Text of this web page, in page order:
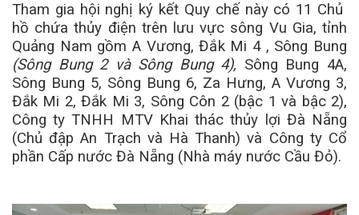
Tham gia hội nghị ký kết Quy chế này có 11 Chủ
hồ chứa thủy điện trên lưu vực sông Vu Gia, tỉnh
Quảng Nam gồm A Vương, Đắk Mi 4 , Sông Bung
(Sông Bung 2 và Sông Bung 4), Sông Bung 4A,
Sông Bung 5, Sông Bung 6, Za Hưng, A Vương 3,
Đắk Mi 2, Đắk Mi 3, Sông Côn 2 (bậc 1 và bậc 2),
Công ty TNHH MTV Khai thác thủy lợi Đà Nẵng
(Chủ đập An Trạch và Hà Thanh) và Công ty Cổ
phần Cấp nước Đà Nẵng (Nhà máy nước Cầu Đỏ).